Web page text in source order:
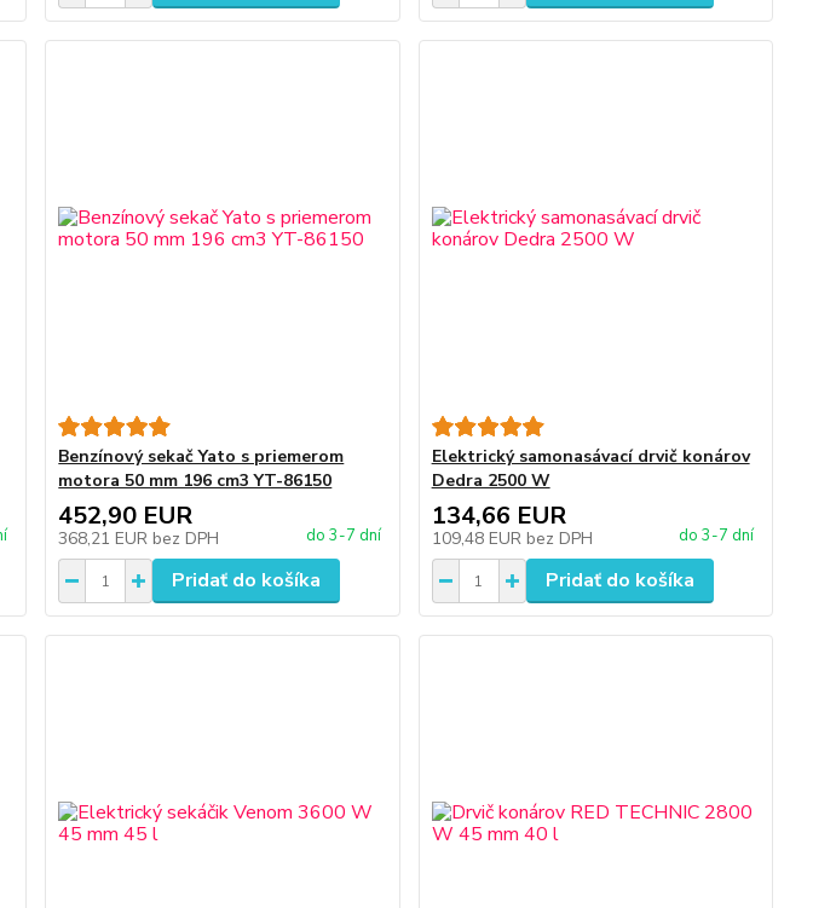
Benzínový sekač Yato s priemerom
motora 50 mm 196 cm3 YT-86150
452,90 EUR
368,21 EUR bez DPH do 3-7 dní
Pridať do košíka
Elektrický samonasávací drvič konárov
Dedra 2500 W
134,66 EUR
109,48 EUR bez DPH do 3-7 dní
Pridať do košíka